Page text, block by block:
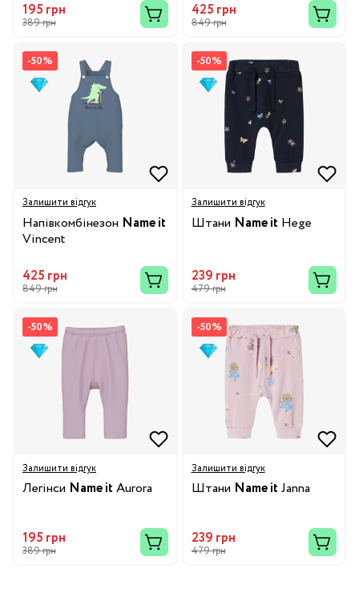
195 грн
389 грн
425 грн
849 грн
-50%
Залишити відгук
Напівкомбінезон Name it
Vincent
425 грн
849 грн
-50%
Залишити відгук
Штани Name it Hege
239 грн
479 грн
-50%
Залишити відгук
Легінси Name it Aurora
195 грн
389 грн
-50%
Залишити відгук
Штани Name it Janna
239 грн
479 грн